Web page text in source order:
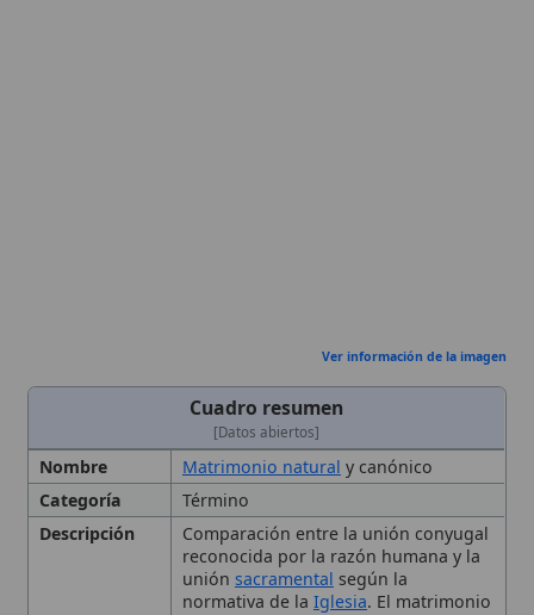
Iglesia. El matrimonio
un hombre y una mujer basada en la
razón humana y la ley natural,
orientada al bien de los cónyuges y a
la procreación; elmatrimonio
canónicoes esa misma unión vivida
bajo la forma y la autoridad de la
Iglesia, celebrada según elderecho
canónicoy, cuando los contrayentes
son bautizados, constituye un
sacramento